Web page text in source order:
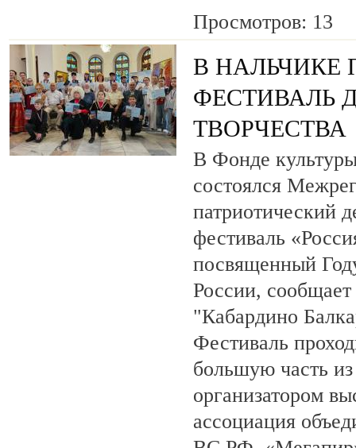
Просмотров: 13
В НАЛЬЧИКЕ
ФЕСТИВАЛЬ
ТВОРЧЕСТВА
В Фонде
состоялся
патриотический
фестиваль
посвященный
России,
"Кабардино
Фестиваль
большую часть
организатором
ассоциация